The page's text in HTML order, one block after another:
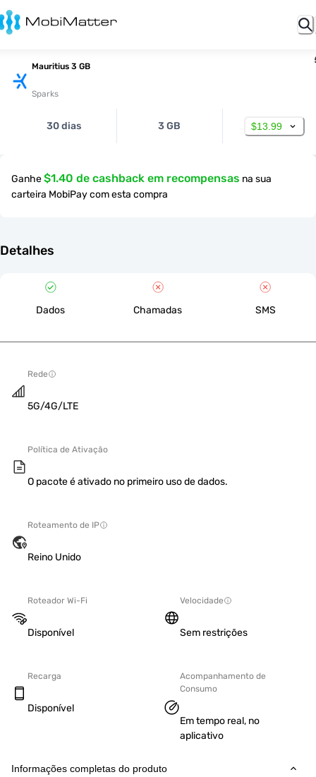
Mauritius 3 GB
Sparks
30 dias 3 GB $13.99
Ganhe$1.40 de cashback em recompensas na sua
carteira MobiPay com esta compra
Detalhes
Dados Chamadas SMS
Rede
5G/4G/LTE
Política de Ativação
O pacote é ativado no primeiro uso de dados.
Roteamento de IP
Reino Unido
Roteador Wi-Fi
Disponível
Velocidade
Sem restrições
Recarga
Disponível
Acompanhamento de
Consumo
Em tempo real, no
aplicativo
Informações completas do produto